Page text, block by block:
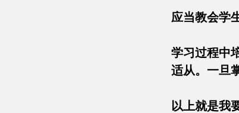
应当教会
学习过程中
适从。一旦
以上就是